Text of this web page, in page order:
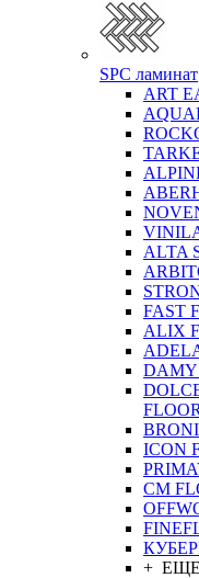
SPC ламинат
ART
ALTA
FAST
ALIX
DAMY
ICON
CM
+ ЕЩЕ